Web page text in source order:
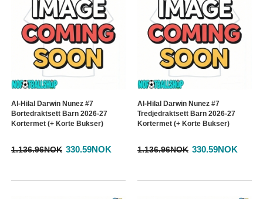
Al-Hilal Darwin Nunez #7
Bortedraktsett Barn 2026-27
Kortermet (+ Korte Bukser)
1.136.96NOK 330.59NOK
Al-Hilal Darwin Nunez #7
Tredjedraktsett Barn 2026-27
Kortermet (+ Korte Bukser)
1.136.96NOK 330.59NOK